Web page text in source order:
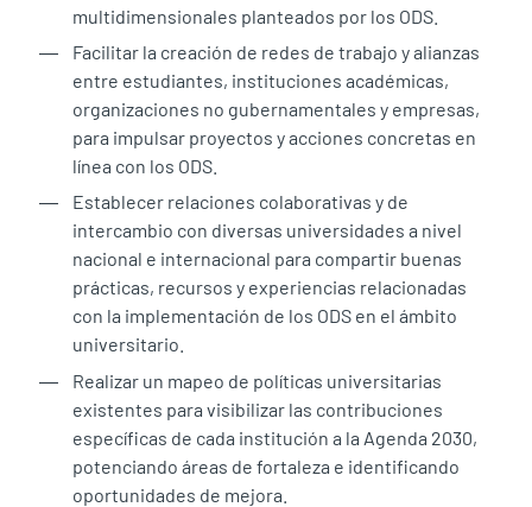
multidimensionales planteados por los ODS.
Facilitar la creación de redes de trabajo y alianzas
entre estudiantes, instituciones académicas,
organizaciones no gubernamentales y empresas,
para impulsar proyectos y acciones concretas en
línea con los ODS.
Establecer relaciones colaborativas y de
intercambio con diversas universidades a nivel
nacional e internacional para compartir buenas
prácticas, recursos y experiencias relacionadas
con la implementación de los ODS en el ámbito
universitario.
Realizar un mapeo de políticas universitarias
existentes para visibilizar las contribuciones
específicas de cada institución a la Agenda 2030,
potenciando áreas de fortaleza e identificando
oportunidades de mejora.